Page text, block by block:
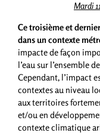
Mardi
Ce troisième et
dans un contexte
impacte de façon
l’eau sur l’ensemble
Cependant, l’impact
contextes au niveau
aux territoires
et/ou en
contexte climatique